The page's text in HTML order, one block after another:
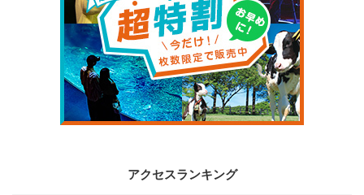
アクセスランキング